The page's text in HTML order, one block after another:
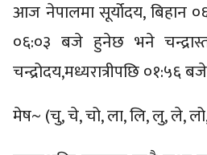
आज नेपालमा सूर्योदय, बिहान
०६:०३ बजे हुनेछ भने
चन्द्रोदय,मध्यरात्रीपछि ०१:५६
मेष~ (चु, चे, चो, ला, लि, लु, ले,